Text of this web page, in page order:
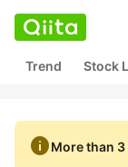
Trend Stock
infoMore than